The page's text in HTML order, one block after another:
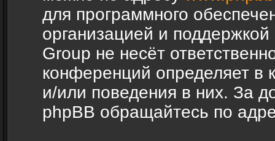
для программного
организацией и
Group не несёт
конференций определяет в
и/или поведения в них. За
phpBB обращайтесь по